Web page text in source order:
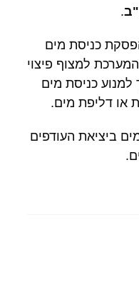
.
כניסת מים
למצוף פיצוי
למנוע כניסת מים
או דליפת מים.
ביציאת העודפים